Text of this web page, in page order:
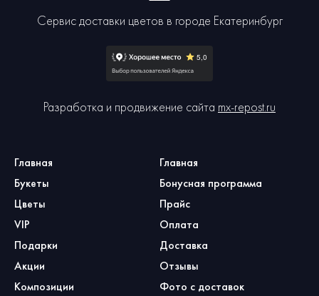
Главная
Букеты
Цветы
VIP
Подарки
Акции
Композиции
Главная
Бонусная программа
Прайс
Оплата
Доставка
Отзывы
Фото с доставок
Сервис доставки цветов в городе Екатеринбург
Разработка и продвижение сайта mx-repost.ru